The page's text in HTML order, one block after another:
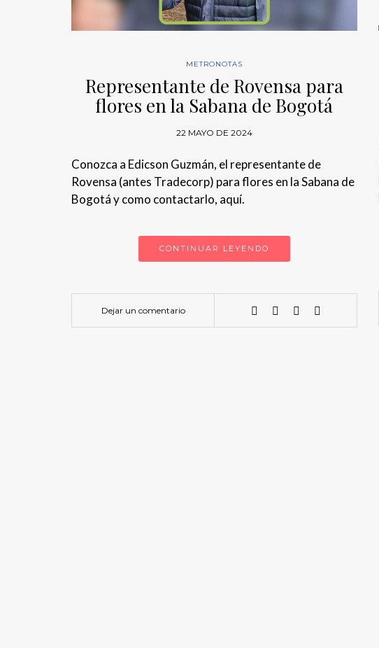
METRONOTAS
Representante de Rovensa para
flores en la Sabana de Bogotá
22 MAYO DE 2024
Conozca a Edicson Guzmán, el representante de
Rovensa (antes Tradecorp) para flores en la Sabana de
Bogotá y como contactarlo, aquí.
CONTINUAR LEYENDO
Dejar un comentario